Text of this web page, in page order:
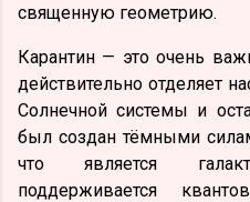
священную геометрию.
Карантин — это очень
действительно отделяет
Солнечной системы и
был создан тёмными
что является
поддерживается